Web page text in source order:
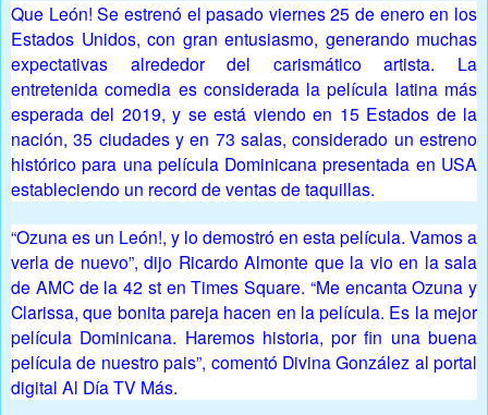
Que León! Se estrenó el pasado viernes 25 de enero en los
Estados Unidos, con gran entusiasmo, generando muchas
expectativas alrededor del carismático artista. La
entretenida comedia es considerada la película latina más
esperada del 2019, y se está viendo en 15 Estados de la
nación, 35 ciudades y en 73 salas, considerado un estreno
histórico para una película Dominicana presentada en USA
estableciendo un record de ventas de taquillas.
“Ozuna es un León!, y lo demostró en esta película. Vamos a
verla de nuevo”, dijo Ricardo Almonte que la vio en la sala
de AMC de la 42 st en Times Square. “Me encanta Ozuna y
Clarissa, que bonita pareja hacen en la película. Es la mejor
película Dominicana. Haremos historia, por fin una buena
película de nuestro pais”, comentó Divina González al portal
digital Al Día TV Más.